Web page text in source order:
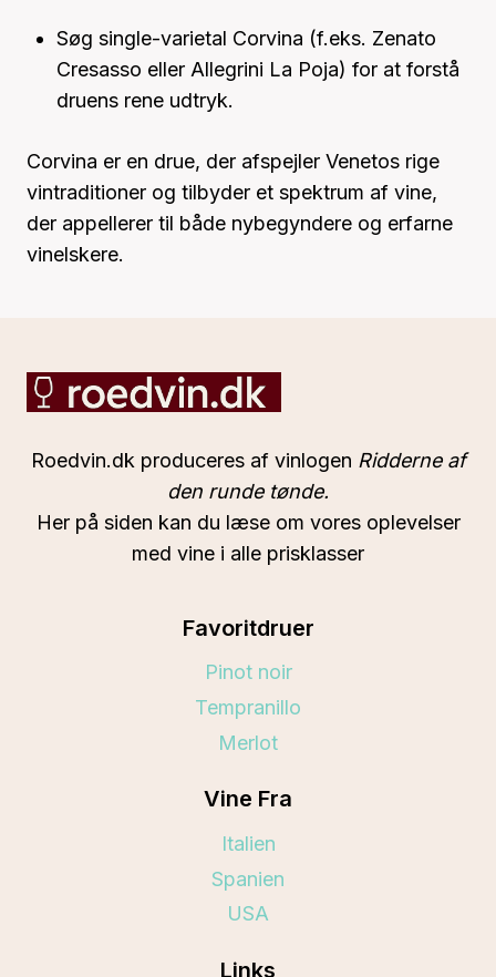
Søg single-varietal Corvina (f.eks. Zenato
Cresasso eller Allegrini La Poja) for at forstå
druens rene udtryk.
Corvina er en drue, der afspejler Venetos rige
vintraditioner og tilbyder et spektrum af vine,
der appellerer til både nybegyndere og erfarne
vinelskere.
Roedvin.dk produceres af vinlogen Ridderne af
den runde tønde.
Her på siden kan du læse om vores oplevelser
med vine i alle prisklasser
Favoritdruer
Pinot noir
Tempranillo
Merlot
Vine Fra
Italien
Spanien
USA
Links